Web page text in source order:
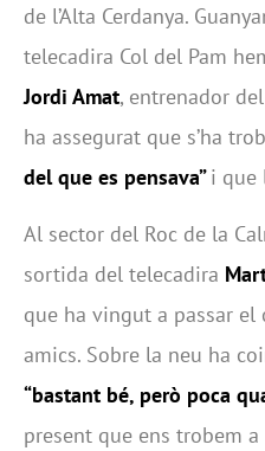
de l’Alta Cerdanya.
telecadira Col del Pam
Jordi Amat, entrenador del
ha assegurat que s’ha
del que es pensava”i que
Al sector del Roc de la
sortida del telecadira
que ha vingut a passar el
amics. Sobre la neu ha
“bastant bé, però poca
present que ens trobem